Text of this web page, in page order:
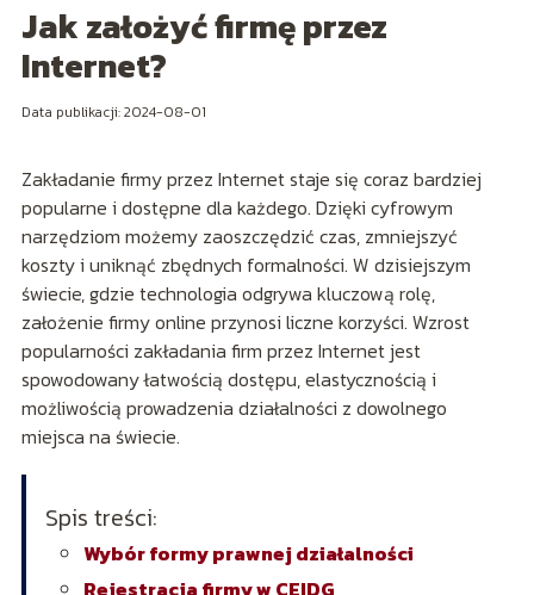
Jak założyć firmę przez
Internet?
Data publikacji: 2024-08-01
Zakładanie firmy przez Internet staje się coraz bardziej
popularne i dostępne dla każdego. Dzięki cyfrowym
narzędziom możemy zaoszczędzić czas, zmniejszyć
koszty i uniknąć zbędnych formalności. W dzisiejszym
świecie, gdzie technologia odgrywa kluczową rolę,
założenie firmy online przynosi liczne korzyści. Wzrost
popularności zakładania firm przez Internet jest
spowodowany łatwością dostępu, elastycznością i
możliwością prowadzenia działalności z dowolnego
miejsca na świecie.
Spis treści:
Wybór formy prawnej działalności
Rejestracja firmy w CEIDG